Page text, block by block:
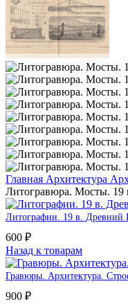
Главная Архитектура
Литогравюра. Мосты. 19
Литографии. 19 в. Древний
600 ₽
Назад к товарам
Гравюры. Архитектура.
900 ₽